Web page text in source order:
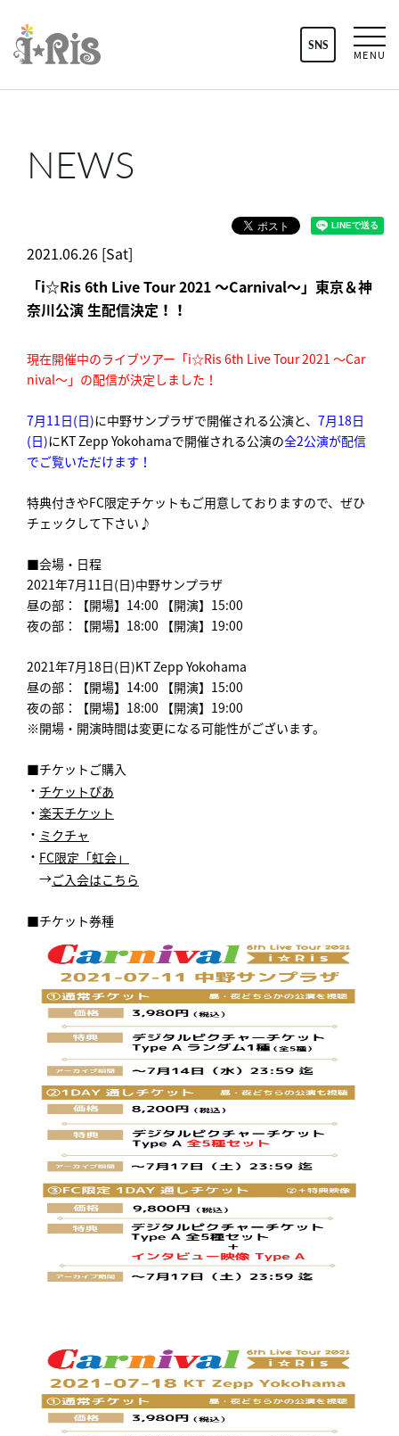
SNS
MENU
NEWS
2021.06.26 [Sat]
「i☆Ris 6th Live Tour 2021 ～Carnival～」東京＆神
奈川公演 生配信決定！！
現在開催中のライブツアー「i☆Ris 6th Live Tour 2021 ～Car
nival～」の配信が決定しました！
7月11日(日)に中野サンプラザで開催される公演と、 7月18日
(日)にKT Zepp Yokohamaで開催される公演の全2公演が配信
でご覧いただけます！
特典付きやFC限定チケットもご用意しておりますので、ぜひ
チェックして下さい♪
■会場・日程
2021年7月11日(日)中野サンプラザ
昼の部：【開場】14:00 【開演】15:00
夜の部：【開場】18:00 【開演】19:00
2021年7月18日(日)KT Zepp Yokohama
昼の部：【開場】14:00 【開演】15:00
夜の部：【開場】18:00 【開演】19:00
※開場・開演時間は変更になる可能性がございます。
■チケットご購入
・ チケットぴあ
・ 楽天チケット
・ ミクチャ
・ FC限定「虹会」
→ご入会はこちら
■チケット券種